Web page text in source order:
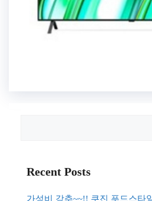
Recent Posts
가성비 강추~~!! 쿠진 푸드스타